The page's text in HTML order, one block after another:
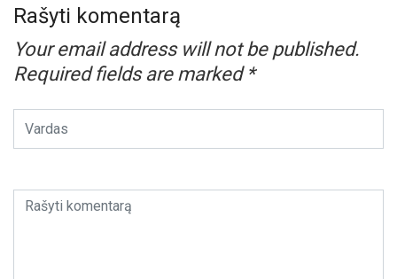
Rašyti komentarą
Your email address will not be published.
Required fields are marked *